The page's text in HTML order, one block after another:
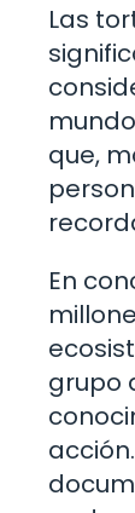
Las
que,
En
grupo